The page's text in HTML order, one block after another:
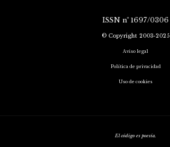
ISSN nº 1697/0306
© Copyright 2003-2025
Aviso legal
Política de privacidad
Uso de cookies
El código es poesía.